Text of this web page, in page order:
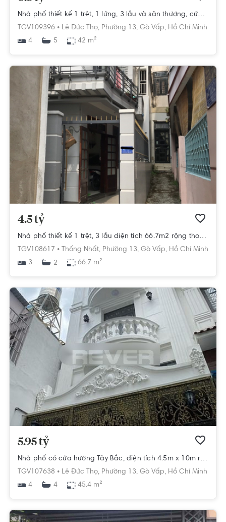
Nhà phố thiết kế 1 trệt, 1 lửng, 3 lầu và sân thượng, cửa hướng Đông mát mẻ.
TGV109396 • Lê Đức Thọ, Phường 13, Gò Vấp, Hồ Chí Minh
4
5 42 m²
4.5 tỷ
Nhà phố thiết kế 1 trệt, 3 lầu diện tích 66.7m2 rộng thoáng.
TGV108617 • Thống Nhất, Phường 13, Gò Vấp, Hồ Chí Minh
3
2 66.7 m²
5.95 tỷ
Nhà phố có cửa hướng Tây Bắc, diện tích 4.5m x 10m rộng thoáng.
TGV107638 • Lê Đức Thọ, Phường 13, Gò Vấp, Hồ Chí Minh
4
4 45.4 m²